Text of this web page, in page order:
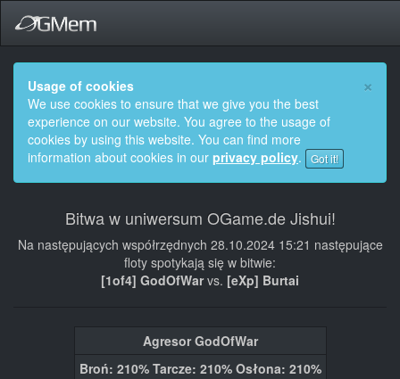
×
Usage of cookies
We use cookies to ensure that we give you the best
experience on our website. You agree to the usage of
cookies by using this website. You can find more
information about cookies in our privacy policy. Got it!
Bitwa w uniwersum OGame.de Jishui!
Na następujących współrzędnych 28.10.2024 15:21 następujące
floty spotykają się w bitwie:
[1of4] GodOfWarvs. [eXp] Burtai
Agresor GodOfWar
Broń: 210% Tarcze: 210% Osłona: 210%